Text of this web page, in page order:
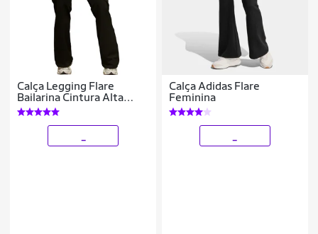
Calça Legging Flare
Bailarina Cintura Alta
Treino Academia
Calça Adidas Flare
Feminina